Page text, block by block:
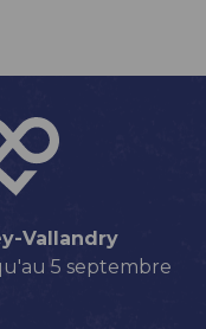
Vallandry
5 septembre